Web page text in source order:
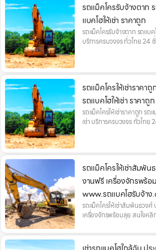
รถแม็คโครรับจ้างตาก
แบคโฮให้เช่า ราคาถูก
รถแม็คโครรับจ้างตาก รถแบค
บริการครบวงจร ทั่วไทย 24 ชั่
รถแม็คโครให้เช่าราคา
รถแบคโฮให้เช่า ราคาถูก
รถแม็คโครให้เช่าราคาถูก รถ
เช่า บริการครบวงจร ทั่วไทย
รถแม็คโครให้เช่าสัมพัน
งานฟรี เครื่องจักรพร้อ
www.รถแบคโฮรับจ้า
รถแม็คโครให้เช่าสัมพันธวงศ์
เครื่องจักรพร้อมลุย สนใจค